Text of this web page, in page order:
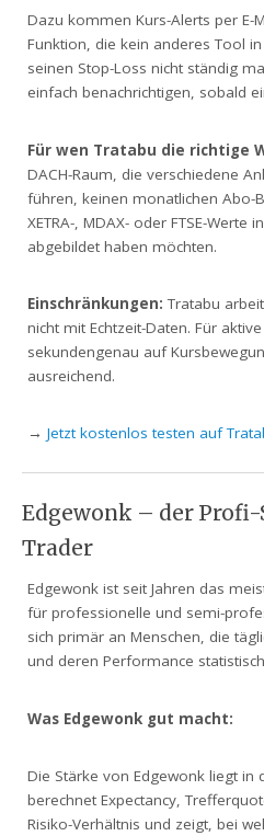
Dazu kommen Kurs-Alerts per E-
Funktion, die kein anderes Tool
seinen Stop-Loss nicht ständig
einfach benachrichtigen, sobald
Für wen Tratabu die richtige
DACH-Raum, die verschiedene
führen, keinen monatlichen Abo-
XETRA-, MDAX- oder FTSE-
abgebildet haben möchten.
Einschränkungen: Tratabu
nicht mit Echtzeit-Daten. Für
sekundengenau auf
ausreichend.
→Jetzt kostenlos testen auf
Edgewonk – der
Trader
Edgewonk ist seit Jahren das
für professionelle und semi-
sich primär an Menschen, die
und deren Performance
Was Edgewonk gut macht:
Die Stärke von Edgewonk liegt in
berechnet Expectancy,
Risiko-Verhältnis und zeigt, bei